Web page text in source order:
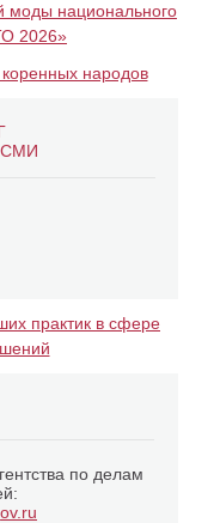
по делам